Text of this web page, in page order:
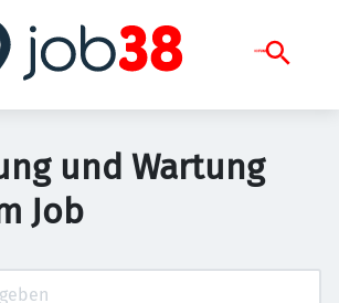
und Wartung
Job